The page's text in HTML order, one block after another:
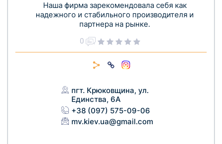
Наша фирма зарекомендовала себя как
надежного и стабильного производителя и
партнера на рынке.
0
пгт. Крюковщина, ул.
Единства, 6А
+38 (097) 575-09-06
mv.kiev.ua@gmail.com